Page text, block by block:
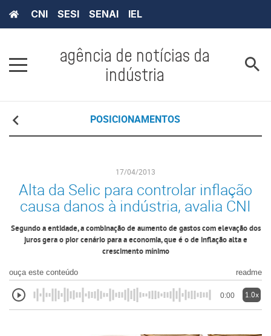
CNI SESI SENAI IEL
agência de notícias da
indústria
POSICIONAMENTOS
17/04/2013
Alta da Selic para controlar inflação
causa danos à indústria, avalia CNI
Segundo a entidade, a combinação de aumento de gastos com elevação dos
juros gera o pior cenário para a economia, que é o de inflação alta e
crescimento mínimo
ouça este conteúdo readme
0:00 1.0x